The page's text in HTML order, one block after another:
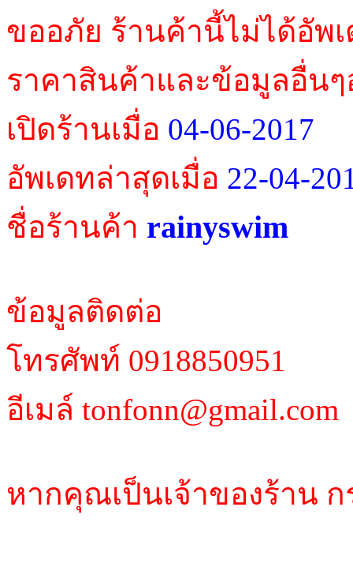
ขออภัย ร้านค้านี้ไม่ได้อัพ
ราคาสินค้าและข้อมูลอื่นๆ
เปิดร้านเมื่อ 04-06-2017
อัพเดทล่าสุดเมื่อ 22-04-
ชื่อร้านค้า rainyswim
ข้อมูลติดต่อ
โทรศัพท์ 0918850951
อีเมล์ tonfonn@gmail.com
หากคุณเป็นเจ้าของร้าน